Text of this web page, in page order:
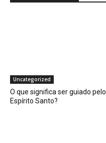
Uncategorized
O que significa ser guiado pelo
Espírito Santo?